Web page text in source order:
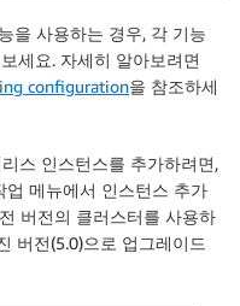
을 사용하는 경우, 각 기능
세요. 자세히 알아보려면
configuration을 참조하세
스 인스턴스를 추가하려면,
업 메뉴에서 인스턴스 추가
버전의 클러스터를 사용하
버전(5.0)으로 업그레이드